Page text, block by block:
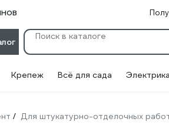
Крепеж Всё для сада Электрика
/ Для штукатурно-отделочных